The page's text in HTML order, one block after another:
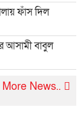
ফাঁস দিল
আসামী বাবুল
More News..